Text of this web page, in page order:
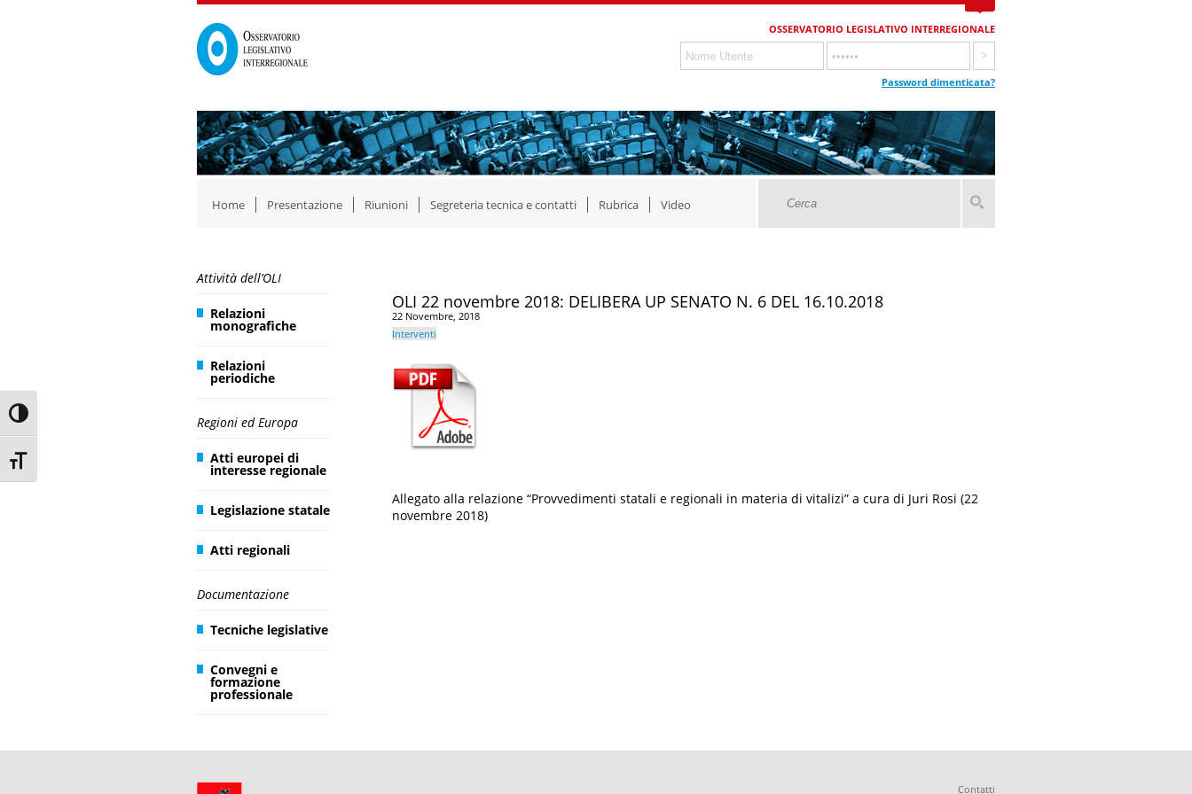
Toggle High Contrast
Toggle Font size
OSSERVATORIO LEGISLATIVO INTERREGIONALE
Password dimenticata?
Home Presentazione Riunioni Segreteria tecnica e contatti Rubrica Video
Attività dell’OLI
Relazioni
monografiche
Relazioni
periodiche
Regioni ed Europa
Atti europei di
interesse regionale
Legislazione statale
Atti regionali
Documentazione
Tecniche legislative
Convegni e
formazione
professionale
OLI 22 novembre 2018: DELIBERA UP SENATO N. 6 DEL 16.10.2018
22 Novembre, 2018
Interventi
Allegato alla relazione “Provvedimenti statali e regionali in materia di vitalizi” a cura di Juri Rosi (22
novembre 2018)
Contatti